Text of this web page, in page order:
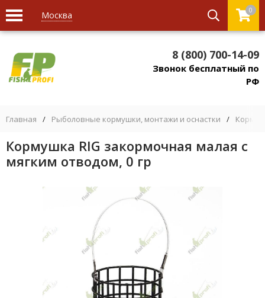
Москва 0
8 (800) 700-14-09
Звонок бесплатный по
РФ
Главная / Рыболовные кормушки, монтажи и оснастки /
Кормушка RIG закормочная малая с
мягким отводом, 0 гр